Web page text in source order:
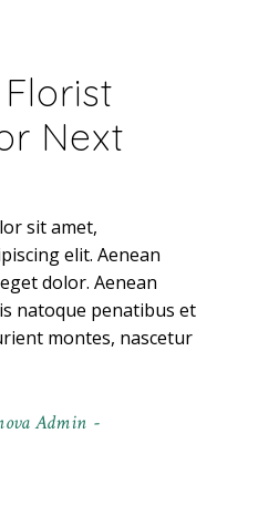
Next
sit amet,
elit. Aenean
dolor. Aenean
natoque penatibus et
montes, nascetur
Admin